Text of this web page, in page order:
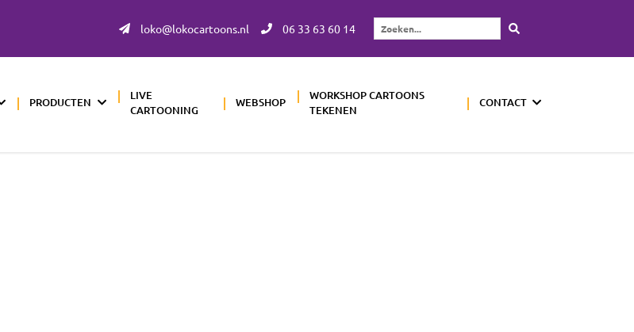
loko@lokocartoons.nl 06 33 63 60 14
Zoeken...
PRODUCTEN
LIVE
CARTOONING
WEBSHOP
WORKSHOP CARTOONS
TEKENEN
CONTACT